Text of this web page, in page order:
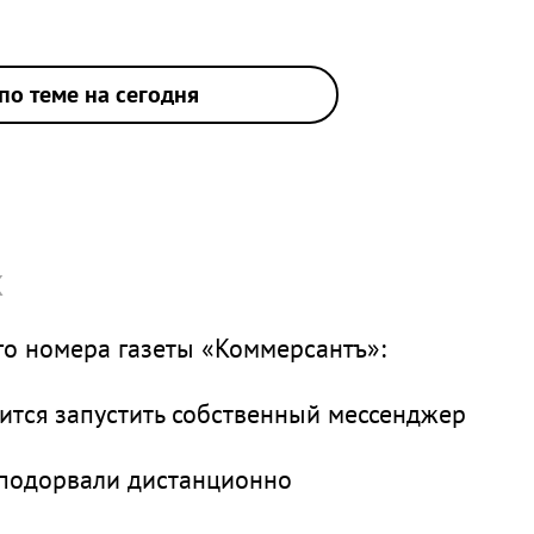
теме на сегодня
номера газеты «Коммерсантъ»:
запустить собственный мессенджер
дистанционно